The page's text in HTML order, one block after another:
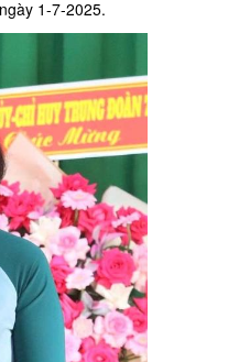
1-7-2025.